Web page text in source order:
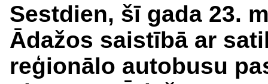
Sestdien, šī gada 23.
Ādažos saistībā ar
reģionālo autobusu